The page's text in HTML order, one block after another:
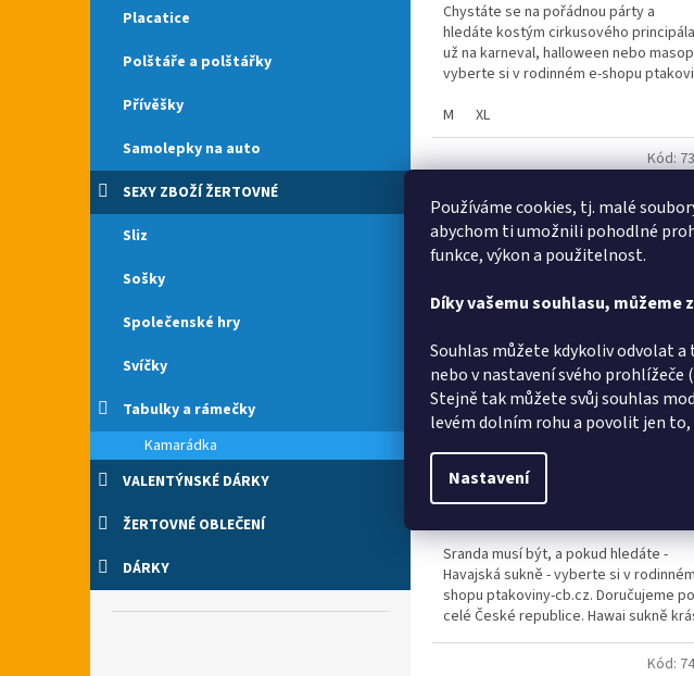
Používáme cookies, tj. malé
abychom ti umožnili pohodlné
funkce, výkon a použitelnost.
Díky vašemu souhlasu,
Souhlas můžete kdykoliv odvolat
nebo v nastavení svého prohlížeče
Stejně tak můžete svůj souhlas
levém dolním rohu a povolit jen to,
Nastavení
Placatice
Polštáře a polštářky
Přívěšky
Samolepky na auto
SEXY ZBOŽÍ ŽERTOVNÉ
Sliz
Sošky
Společenské hry
Svíčky
Tabulky a rámečky
Kamarádka
VALENTÝNSKÉ DÁRKY
ŽERTOVNÉ OBLEČENÍ
DÁRKY
Chystáte se na pořádnou párty a
hledáte kostým cirkusového
už na karneval, halloween nebo
vyberte si v rodinném e-shopu
M
XL
Havajská sukně žlutá - 75cm
198 Kč
Sranda musí být, a pokud hledáte -
Havajská sukně - vyberte si v
shopu ptakoviny-cb.cz. Doručujeme po
celé České republice. Hawai sukně
Kód:
Kód: